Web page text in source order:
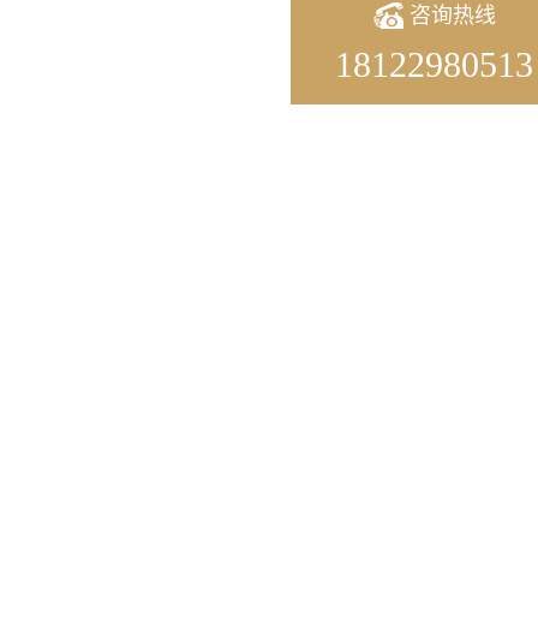
咨询热线
18122980513